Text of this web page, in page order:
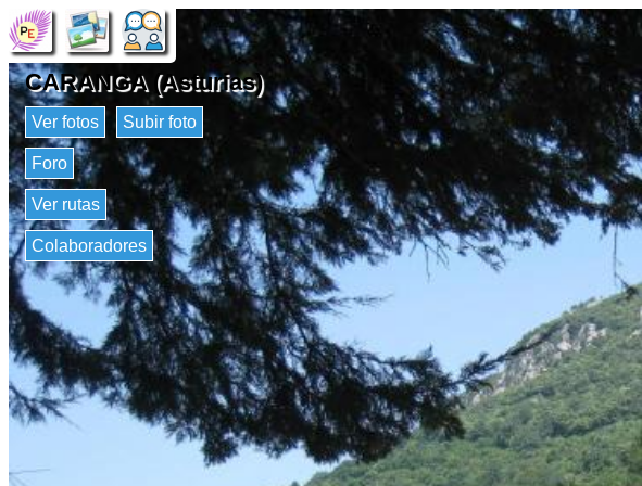
CARANGA (Asturias)
Ver fotos Subir foto
Foro
Ver rutas
Colaboradores